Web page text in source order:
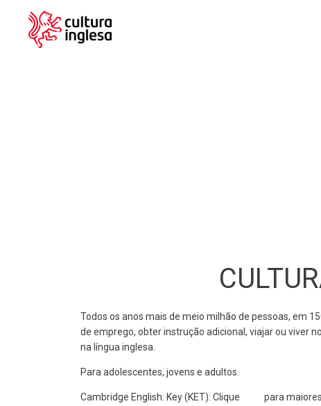
Todos os anos mais de meio milhão de pessoas, em
de emprego, obter instrução adicional, viajar ou viver
na língua inglesa.
Para adolescentes, jovens e adultos.
Cambridge English: Key (KET): Clique
para